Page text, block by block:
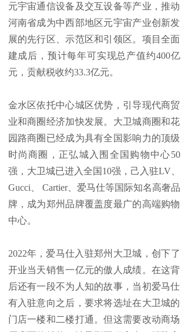
元宇宙通信设备及交互设备等产业，推动
河南省成为中西部地区元宇宙产业创新发
展的先行区、示范区和引领区。项目全面
建成后，预计每年可实现总产值约400亿
元，贡献税收约33.3亿元。
金水区依托中心城区优势，引导现代商贸
业和商圈经济加快发展。大卫城商圈和花
园路商圈已经成为具有全国影响力的顶级
时尚商圈，正弘城入围全国购物中心50
强，大卫城已进入全国10强，己入驻LV、
Gucci、 Cartier、爱马仕等国际知名高奢品
牌，成为郑州品牌覆盖度最广的高端购物
中心。
2022年，爱马仕入驻郑州大卫城，创下了
开业当天销售一亿元的傲人成绩。在这背
后还有一段不为人知的故事，当初爱马仕
有入驻意向之后，要求将选址在大卫城的
门店一楼和二楼打通。但这需要改动商场